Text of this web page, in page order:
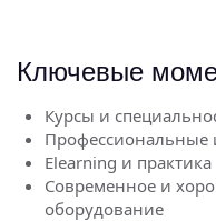
Ключевые
Курсы и
Профессиональные
Elearning и практика
Современное и
оборудование